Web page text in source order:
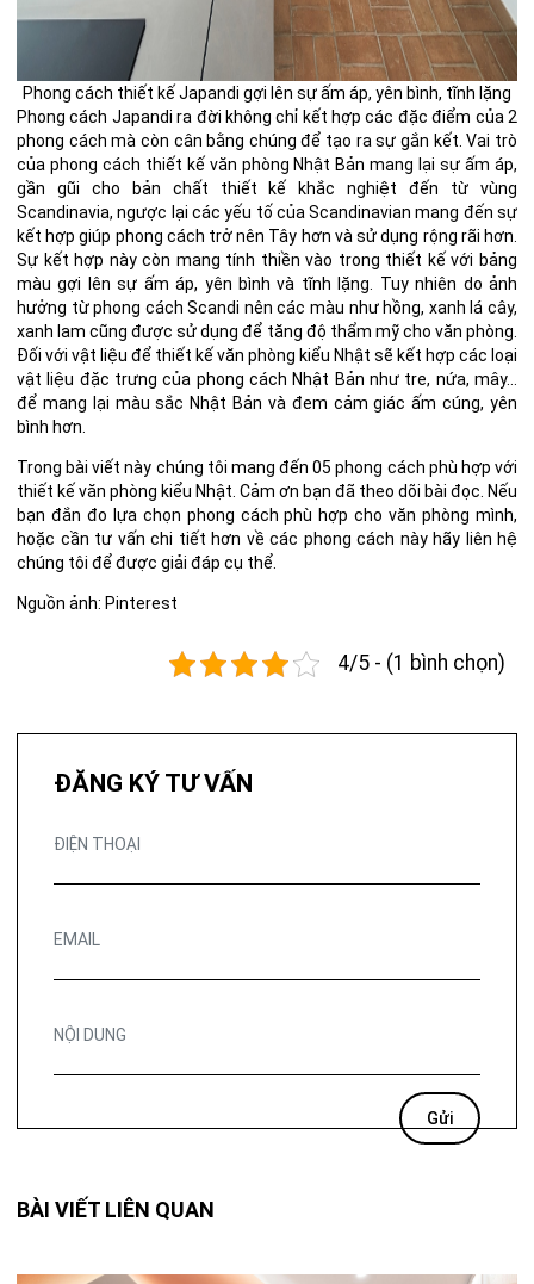
Phong cách thiết kế Japandi gợi lên sự ấm áp, yên bình, tĩnh lặng
Phong cách Japandi ra đời không chỉ kết hợp các đặc điểm của 2
phong cách mà còn cân bằng chúng để tạo ra sự gắn kết.Vai trò
của phong cách thiết kế văn phòng Nhật Bản mang lại sự ấm áp,
gần gũi cho bản chất thiết kế khắc nghiệt đến từ vùng
Scandinavia, ngược lại các yếu tố của Scandinavian mang đến sự
kết hợp giúp phong cách trở nên Tây hơn và sử dụng rộng rãi hơn.
Sự kết hợp này còn mang tính thiền vào trong thiết kế với bảng
màu gợi lên sự ấm áp, yên bình và tĩnh lặng. Tuy nhiên do ảnh
hưởng từ phong cách Scandi nên các màu như hồng, xanh lá cây,
xanh lam cũng được sử dụng để tăng độ thẩm mỹ cho văn phòng.
Đối với vật liệu để thiết kế văn phòng kiểu Nhật sẽ kết hợp các loại
vật liệu đặc trưng của phong cách Nhật Bản như tre, nứa, mây…
để mang lại màu sắc Nhật Bản và đem cảm giác ấm cúng, yên
bình hơn.
Trong bài viết này chúng tôi mang đến 05 phong cách phù hợp với
thiết kế văn phòng kiểu Nhật. Cảm ơn bạn đã theo dõi bài đọc. Nếu
bạn đắn đo lựa chọn phong cách phù hợp cho văn phòng mình,
hoặc cần tư vấn chi tiết hơn về các phong cách này hãy liên hệ
chúng tôi để được giải đáp cụ thể.
Nguồn ảnh: Pinterest
4/5 - (1 bình chọn)
ĐĂNG KÝ TƯ VẤN
BÀI VIẾT LIÊN QUAN